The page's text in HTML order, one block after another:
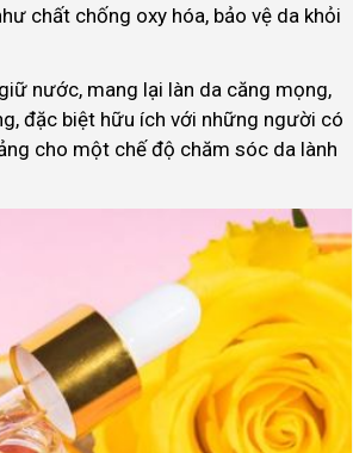
chất chống oxy hóa, bảo vệ da khỏi
nước, mang lại làn da căng mọng,
đặc biệt hữu ích với những người có
cho một chế độ chăm sóc da lành